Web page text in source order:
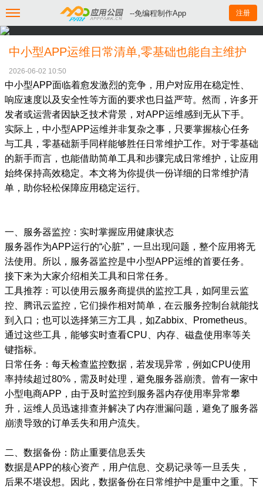
--免编程制作App 注册
中小型APP运维日常清单,零基础也能自主维护
2026-06-02 10:50
中小型APP面临着愈发激烈的竞争，用户对应用在稳定性、
响应速度以及安全性等方面的要求也日益严苛。然而，许多开
发者或运营者因缺乏技术背景，对APP运维感到无从下手。
实际上，中小型APP运维并非复杂之事，只要掌握核心任务
与工具，零基础新手同样能够胜任日常维护工作。对于零基础
的新手而言，也能借助简单工具和步骤完成日常维护，让应用
始终保持高效稳定。本文将为你提供一份详细的日常维护清
单，助你轻松保障应用稳定运行。
一、服务器监控：实时掌握应用健康状态
服务器作为APP运行的“心脏”，一旦出现问题，整个应用将无
法使用。所以，服务器监控是中小型APP运维的首要任务。
接下来为大家介绍相关工具和日常任务。
工具推荐：可以使用云服务商提供的监控工具，如阿里云监
控、腾讯云监控，它们操作相对简单，在云服务控制台就能找
到入口；也可以选择第三方工具，如Zabbix、Prometheus。
通过这些工具，能够实时查看CPU、内存、磁盘使用率等关
键指标。
日常任务：每天检查监控数据，若发现异常，例如CPU使用
率持续超过80%，需及时处理，避免服务器崩溃。曾有一家中
小型电商APP，由于及时监控到服务器内存使用率异常攀
升，运维人员迅速排查并解决了内存泄漏问题，避免了服务器
崩溃导致的订单丢失和用户流失。
二、数据备份：防止重要信息丢失
数据是APP的核心资产，用户信息、交易记录等一旦丢失，
后果不堪设想。因此，数据备份在日常维护中是重中之重。下